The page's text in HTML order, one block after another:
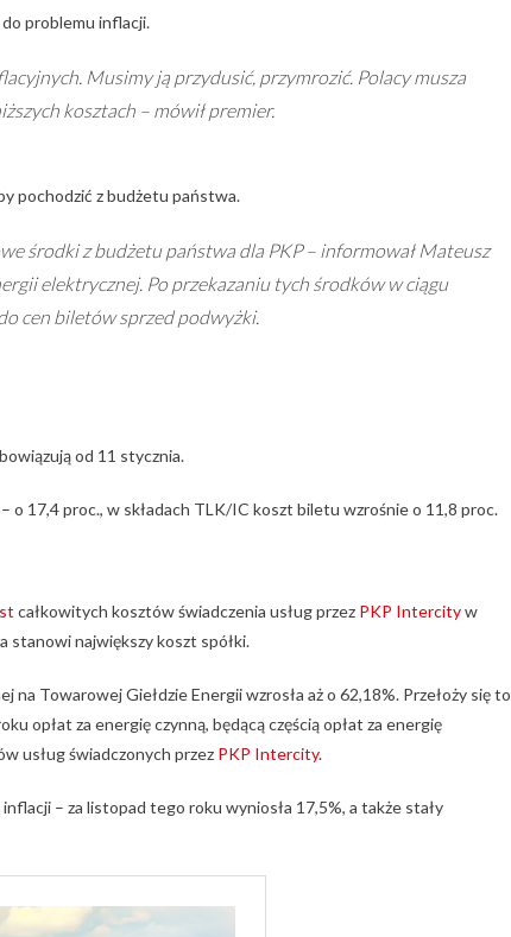
problemu inflacji.
Musimy ją przydusić, przymrozić. Polacy musza
kosztach – mówił premier.
pochodzić z budżetu państwa.
środki z budżetu państwa dla PKP – informował Mateusz
elektrycznej. Po przekazaniu tych środków w ciągu
cen biletów sprzed podwyżki.
od 11 stycznia.
o 17,4 proc., w składach TLK/IC koszt biletu wzrośnie o 11,8 proc.
całkowitych kosztów świadczenia usług przez PKP Intercityw
stanowi największy koszt spółki.
na Towarowej Giełdzie Energii wzrosła aż o 62,18%. Przełoży się to
opłat za energię czynną, będącą częścią opłat za energię
usług świadczonych przez PKP Intercity.
– za listopad tego roku wyniosła 17,5%, a także stały